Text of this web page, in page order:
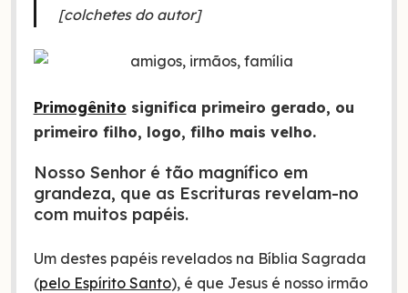
[colchetes do autor]
Primogênito significa primeiro gerado, ou
primeiro filho, logo, filho mais velho.
Nosso Senhor é tão magnífico em
grandeza, que as Escrituras revelam-no
com muitos papéis.
Um destes papéis revelados na Bíblia Sagrada
(pelo Espírito Santo), é que Jesus é nosso irmão